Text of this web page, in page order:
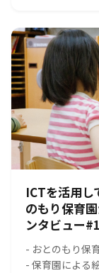
ICTを活用し
のもり保育
ンタビュー#1
- おとのもり保
- 保育園による